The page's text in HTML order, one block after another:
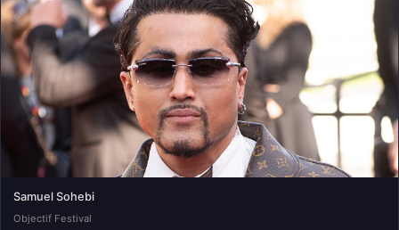
Samuel Sohebi
Objectif Festival